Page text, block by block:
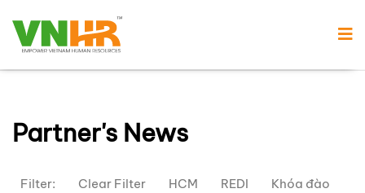
Partner's News
Filter: Clear Filter HCM REDI
Khóa đào